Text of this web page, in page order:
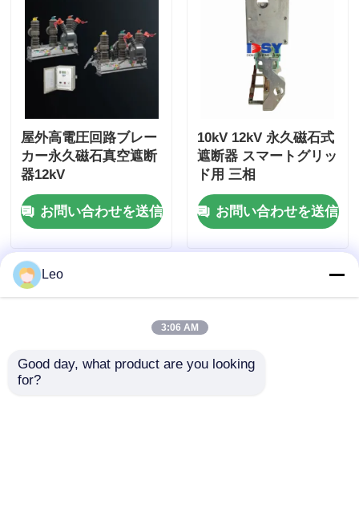
高電圧断路器
低電圧の配電箱
屋外高電圧回路ブレー
カー永久磁石真空遮断
器12kV
お問い合わせを送信
10kV 12kV 永久磁石式
遮断器 スマートグリッ
ド用 三相
お問い合わせを送信
Leo
3:06 AM
Good day, what product are you looking
for?